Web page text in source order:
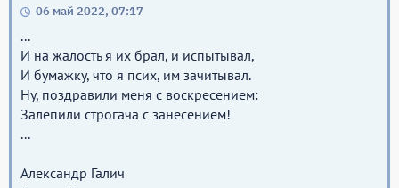
06 май 2022, 07:17
...
И на жалость я их брал, и испытывал,
И бумажку, что я псих, им зачитывал.
Ну, поздравили меня с воскресением:
Залепили строгача с занесением!
...
Александр Галич